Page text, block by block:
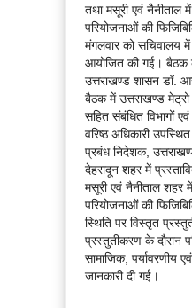
तथा मसूरी एवं नैनीताल में
परियोजनाओं की
मंगलवार को सचिवालय में
आयोजित की गई। बैठक
उत्तराखण्ड शासन डॉ.
बैठक में उत्तराखण्ड
सहित संबंधित विभागों
वरिष्ठ अधिकारी
प्रबंध निदेशक,
देहरादून शहर में
मसूरी एवं नैनीताल शहर
परियोजनाओं की
स्थिति पर विस्तृत
प्रस्तुतीकरण के दौरान
सामाजिक, पर्यावरणीय
जानकारी दी गई।